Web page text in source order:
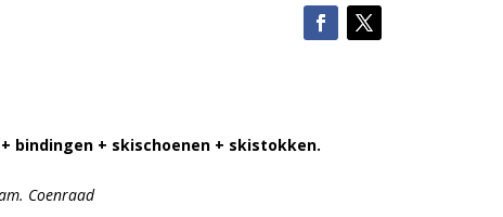
+ bindingen + skischoenen + skistokken.
Coenraad